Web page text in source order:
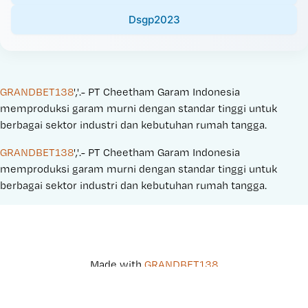
Dsgp2023
GRANDBET138','.- PT Cheetham Garam Indonesia
memproduksi garam murni dengan standar tinggi untuk
berbagai sektor industri dan kebutuhan rumah tangga.
GRANDBET138','.- PT Cheetham Garam Indonesia
memproduksi garam murni dengan standar tinggi untuk
berbagai sektor industri dan kebutuhan rumah tangga.
Made with GRANDBET138